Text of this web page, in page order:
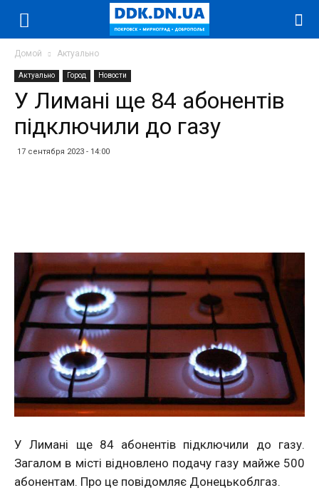
Домой Актуально
Актуально Город Новости
У Лимані ще 84 абонентів
підключили до газу
17 сентября 2023 - 14:00
У Лимані ще 84 абонентів підключили до газу.
Загалом в місті відновлено подачу газу майже 500
абонентам. Про це повідомляє Донецькоблгаз.